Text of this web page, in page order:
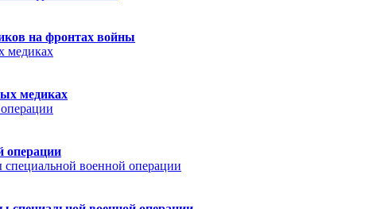
на фронтах войны
медиках
операции